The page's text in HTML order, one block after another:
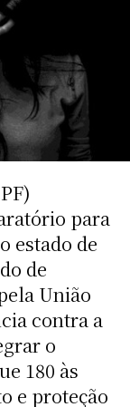
para
estado de
de
União
contra a
o
180 às
e proteção